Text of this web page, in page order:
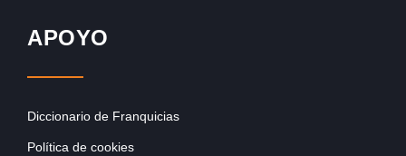
APOYO
Diccionario de Franquicias
Política de cookies